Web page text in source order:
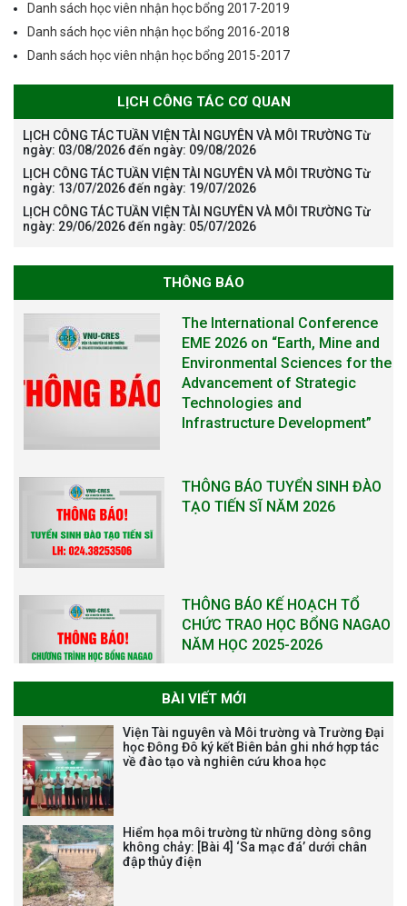
Danh sách học viên nhận học bổng 2017-2019
Danh sách học viên nhận học bổng 2016-2018
Danh sách học viên nhận học bổng 2015-2017
LỊCH CÔNG TÁC CƠ QUAN
LỊCH CÔNG TÁC TUẦN VIỆN TÀI NGUYÊN VÀ MÔI TRƯỜNG Từ
ngày: 03/08/2026 đến ngày: 09/08/2026
LỊCH CÔNG TÁC TUẦN VIỆN TÀI NGUYÊN VÀ MÔI TRƯỜNG Từ
ngày: 13/07/2026 đến ngày: 19/07/2026
LỊCH CÔNG TÁC TUẦN VIỆN TÀI NGUYÊN VÀ MÔI TRƯỜNG Từ
ngày: 29/06/2026 đến ngày: 05/07/2026
THÔNG BÁO
THÔNG BÁO TUYỂN SINH ĐÀO
TẠO TIẾN SĨ NĂM 2026
NĂM HỌC 2025-2026
VIỆN (1985-2025) VÀ ĐÓN
NHẬN HUÂN CHƯƠNG LAO
ĐỘNG HẠNG BA
Tạm dừng công tác tuyển dụng
viên chức, người lao động các
vị trí việc làm chức danh nghề
BÀI VIẾT MỚI
Viện Tài nguyên và Môi trường và Trường Đại
học Đông Đô ký kết Biên bản ghi nhớ hợp tác
về đào tạo và nghiên cứu khoa học
Hiểm họa môi trường từ những dòng sông
không chảy: [Bài 4] ‘Sa mạc đá’ dưới chân
đập thủy điện